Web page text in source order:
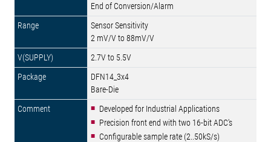
End of Conversion/Alarm
Sensor Sensitivity
2 mV/V to 88mV/V
2.7V to 5.5V
DFN14_3x4
Bare-Die
Developed for Industrial Applications
Precision front end with two 16-bit ADC's
Configurable sample rate (2..50kS/s)